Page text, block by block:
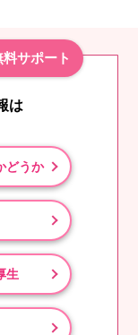
サポート
は
どうか
生